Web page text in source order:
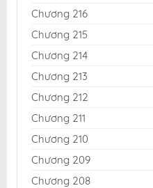
Chương 216
Chương 215
Chương 214
Chương 213
Chương 212
Chương 211
Chương 210
Chương 209
Chương 208